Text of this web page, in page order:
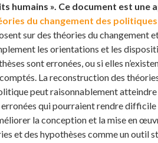
humains ». Ce document est une
du changement des
sur des théories du changement
les orientations et les
sont erronées, ou si elles
La reconstruction des
peut raisonnablement
qui pourraient rendre
la conception et la mise en
et des hypothèses comme un